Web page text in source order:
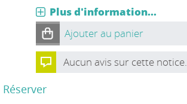
Plus d'information...
Ajouter au panier
Aucun avis sur cette notice.
Réserver